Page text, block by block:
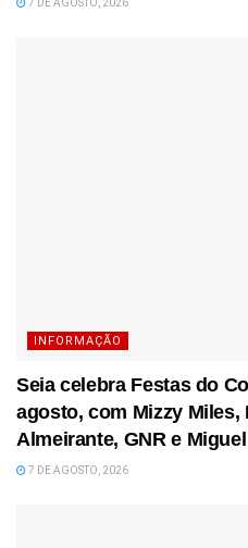
INFORMAÇÃO
Seia celebra Festas do
agosto, com Mizzy Miles,
Almeirante, GNR e
7 DE AGOSTO, 2026